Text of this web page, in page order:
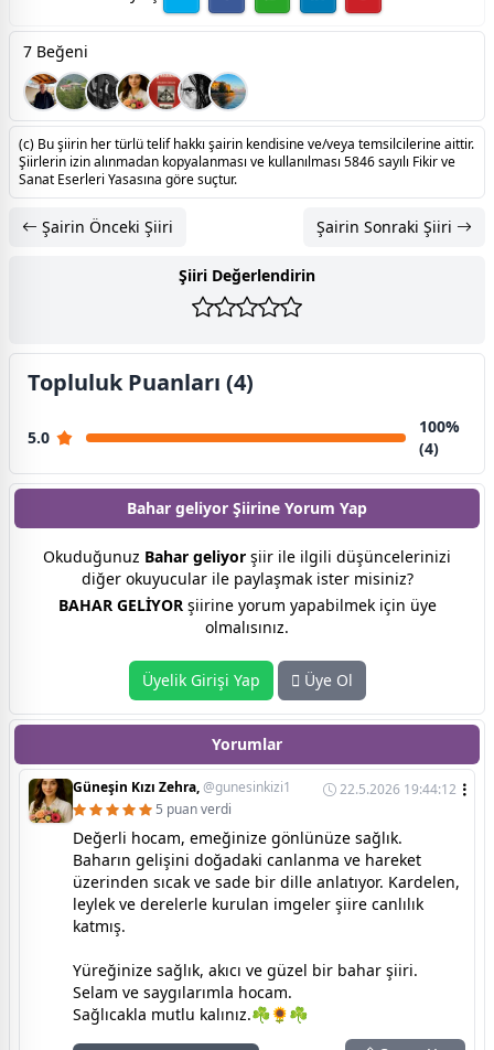
7 Beğeni
(c) Bu şiirin her türlü telif hakkı şairin kendisine ve/veya temsilcilerine aittir.
Şiirlerin izin alınmadan kopyalanması ve kullanılması 5846 sayılı Fikir ve
Sanat Eserleri Yasasına göre suçtur.
Şairin Önceki Şiiri Şairin Sonraki Şiiri
Şiiri Değerlendirin
Topluluk Puanları (4)
5.0
100%
(4)
Bahar geliyor Şiirine Yorum Yap
Okuduğunuz Bahar geliyor şiir ile ilgili düşüncelerinizi
diğer okuyucular ile paylaşmak ister misiniz?
BAHAR GELİYORşiirine yorum yapabilmek için üye
olmalısınız.
Üyelik Girişi Yap Üye Ol
Yorumlar
Güneşin Kızı Zehra,@gunesinkizi1
22.5.2026 19:44:12
5 puan verdi
Değerli hocam, emeğinize gönlünüze sağlık.
Baharın gelişini doğadaki canlanma ve hareket
üzerinden sıcak ve sade bir dille anlatıyor. Kardelen,
leylek ve derelerle kurulan imgeler şiire canlılık
katmış.
Yüreğinize sağlık, akıcı ve güzel bir bahar şiiri.
Selam ve saygılarımla hocam.
Sağlıcakla mutlu kalınız.☘🌻☘